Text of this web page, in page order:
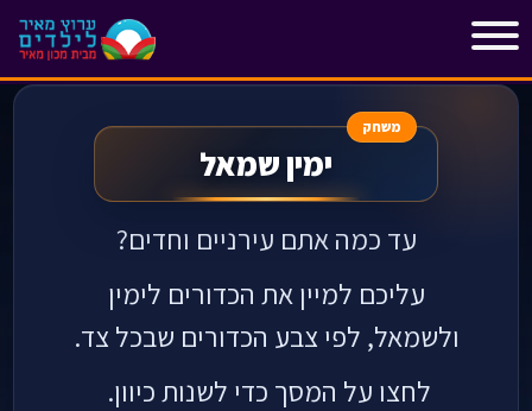
משחק
ימין שמאל
עד כמה אתם עירניים וחדים?
עליכם למיין את הכדורים לימין
ולשמאל, לפי צבע הכדורים שבכל צד.
לחצו על המסך כדי לשנות כיוון.